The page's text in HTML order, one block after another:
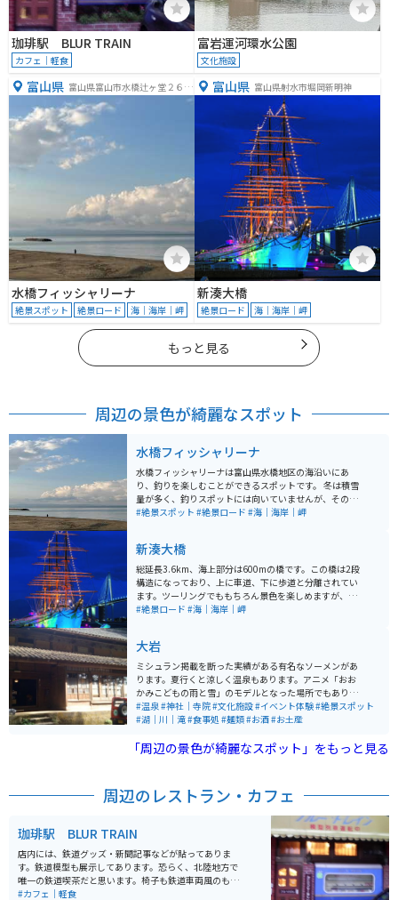
珈琲駅 BLUR TRAIN
カフェ｜軽食
富岩運河環水公園
文化施設
富山県 富山県富山市水橋辻ヶ堂２６７
９番地２８
水橋フィッシャリーナ
絶景スポット 絶景ロード 海｜海岸｜岬
富山県 富山県射水市堀岡新明神
新湊大橋
絶景ロード 海｜海岸｜岬
もっと見る
周辺の景色が綺麗なスポット
水橋フィッシャリーナ
水橋フィッシャリーナは富山県水橋地区の海沿いにあ
り、釣りを楽しむことができるスポットです。 冬は積雪
量が多く、釣りスポットには向いていませんが、その他
のシーズンはいつでも楽しむことができる場所です。 駐
ちょうど良い場所です。
#絶景スポット #絶景ロード #海｜海岸｜岬
新湊大橋
総延長3.6km、海上部分は600mの橋です。この橋は2段
構造になっており、上に車道、下に歩道と分離されてい
ます。ツーリングでももちろん景色を楽しめますが、歩
きでも楽しめる端になっています。 また、新湊大橋の近
#絶景ロード #海｜海岸｜岬
大岩
ミシュラン掲載を断った実績がある有名なソーメンがあ
ります。夏行くと涼しく温泉もあります。アニメ「おお
かみこどもの雨と雪」のモデルとなった場所でもありま
す。 滝に打たれる体験もできます。山菜料理やかき氷も
おいしく、お土産にあんころ餅がオススメです。近くに
#温泉#神社｜寺院#文化施設#イベント体験#絶景スポット
#湖｜川｜滝#食事処 #麺類#お酒#お土産
「周辺の景色が綺麗なスポット」をもっと見る
周辺のレストラン・カフェ
珈琲駅 BLUR TRAIN
店内には、鉄道グッズ・新聞記事などが貼ってありま
す。鉄道模型も展示してあります。恐らく、北陸地方で
唯一の鉄道喫茶だと思います。椅子も鉄道車両風のもの
でした。テレビ取材も多数来ているそうです。
#カフェ｜軽食